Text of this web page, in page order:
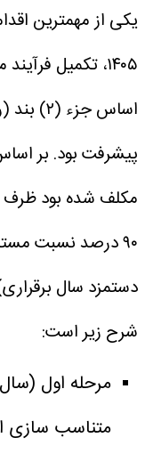
یکی از مهمترین
۱۴۰۵، تکمیل
پیشرفت بود. بر
مکلف شده بود ظرف
۹۰ درصد نسبت
دستمزد سال
شرح زیر است:
متناسب سازی